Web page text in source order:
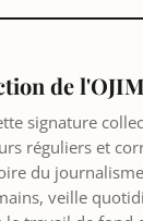
de l'OJIM
signature
réguliers et
du
veille